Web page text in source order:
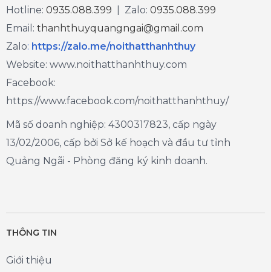
Hotline: 0935.088.399 | Zalo: 0935.088.399
Email: thanhthuyquangngai@gmail.com
Zalo: https://zalo.me/noithatthanhthuy
Website: www.noithatthanhthuy.com
Facebook:
https://www.facebook.com/noithatthanhthuy/
Mã số doanh nghiệp: 4300317823, cấp ngày
13/02/2006, cấp bởi Sở kế hoạch và đầu tư tỉnh
Quảng Ngãi - Phòng đăng ký kinh doanh.
THÔNG TIN
Giới thiệu